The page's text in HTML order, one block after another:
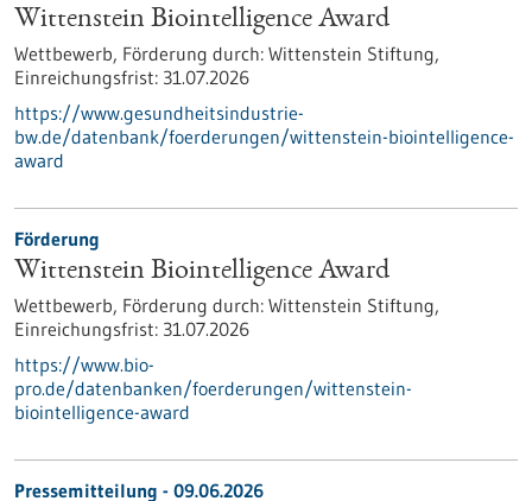
Wittenstein Biointelligence Award
Wettbewerb, Förderung durch: Wittenstein Stiftung,
Einreichungsfrist: 31.07.2026
https://www.gesundheitsindustrie-
bw.de/datenbank/foerderungen/wittenstein-biointelligence-
award
Förderung
Wittenstein Biointelligence Award
Wettbewerb, Förderung durch: Wittenstein Stiftung,
Einreichungsfrist: 31.07.2026
https://www.bio-
pro.de/datenbanken/foerderungen/wittenstein-
biointelligence-award
Pressemitteilung - 09.06.2026